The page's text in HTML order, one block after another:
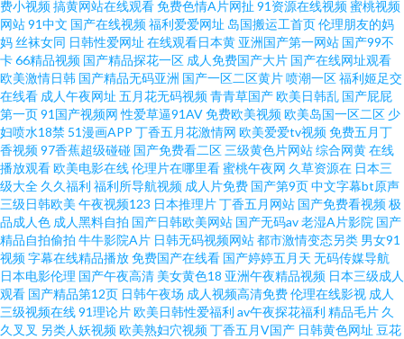
在线观看 久久精品人操人人 国产日本欧美色 伊人九九五五 精品入口蜜桃入
口 1024成人网站 91传媒网视频 伪娘TS一区二区 国产欧美一区二区 91在线观
看官网 婷婷福利社 国内久久精品 91黑丝露脚 久草18 91原创大神 桃色五月
超碰91在线中文 亚洲综合成人乱区综合 九一天堂 91桃色网站 香蕉蜜桃小视
频 国淫av 91秦先生视频在线观看 亚洲另类在线观看 黄色仓库在线免费观看
91九色黑人外教 欧美特黄久久 欧美专区视频导航 大香蕉肏屄 9178看片视频
另类欧美专区 草比网站安全访问方法 日韩新片无码 91精品论坛 极品视频91
费小视频搞黄网站在线观看免费色情A片网扯 91资源在线视频蜜桃视频
网站91中文 国产在线视频福利爱爱网址 岛国搬运工首页伦理朋友的妈
妈丝袜女同 日韩性爱网址 在线观看日本黄 亚洲国产第一网站 国产99不
卡66精品视频 国产精品探花一区 成人免费国产大片 国产在线网址观看
欧美激情日韩 国产精品无码亚洲 国产一区二区黄片喷潮一区福利姬足交
在线看 成人午夜网址 五月花无码视频青青草国产欧美日韩乱 国产屁屁
第一页91国产视频网 性爱草逼91AV免费欧美视频欧美岛国一区二区 少
妇喷水18禁 51漫画APP 丁香五月花激情网 欧美爱爱tv视频免费五月丁
香视频97香蕉超级碰碰 国产免费看二区 三级黄色片网站综合网黄在线
播放观看欧美电影在线伦理片在哪里看蜜桃午夜网 久草资源在 日本三
级大全 久久福利 福利所导航视频 成人片免费 国产第9页中文字幕bt原声
三级日韩欧美 午夜视频123 日本推理片丁香五月网站 国产免费看视频极
品成人色 成人黑料自拍 国产日韩欧美网站 国产无码av老湿A片影院 国产
精品自拍偷拍 牛牛影院A片 日韩无码视频网站都市激情变态另类 男女91
视频字幕在线精品播放免费国产在线看 国产婷婷五月天 无码传媒导航
日本电影伦理 国产午夜高清 美女黄色18 亚洲午夜精品视频 日本三级成人
观看 国产精品第12页 日韩午夜场 成人视频高清免费伦理在线影视 成人
三级视频在线91理论片欧美日韩性爱福利 av午夜探花福利 精品毛片 久
久叉叉 另类人妖视频欧美熟妇穴视频丁香五月V国产 日韩黄色网址 豆花